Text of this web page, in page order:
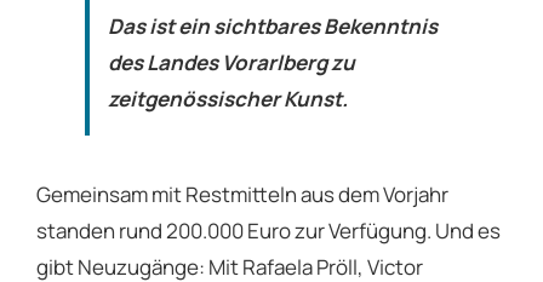
Das ist ein sichtbares Bekenntnis
des Landes Vorarlberg zu
zeitgenössischer Kunst.
Gemeinsam mit Restmitteln aus dem Vorjahr
standen rund 200.000 Euro zur Verfügung. Und es
gibt Neuzugänge: Mit Rafaela Pröll, Victor